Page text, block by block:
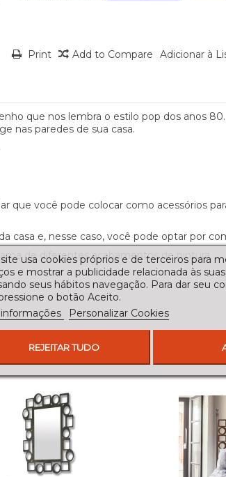
Print Add to Compare Adicionar à
que nos lembra o estilo pop dos anos
nas paredes de sua casa.
que você pode colocar como acessórios
casa e, nesse caso, você pode optar por
de diferentes acabamentos de pintura.
usa cookies próprios e de terceiros para
e mostrar a publicidade relacionada às
seus hábitos navegação. Para dar seu
o botão Aceito.
informações
Personalizar Cookies
REJEITAR TUDO